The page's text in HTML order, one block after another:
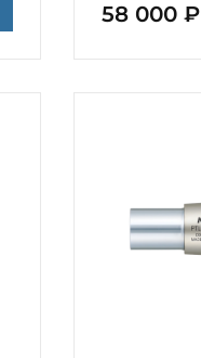
58 000 ₽